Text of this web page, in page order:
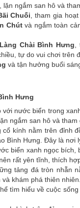
ngắm san hô và
Chuối , tham gia
Chútvà ngắm toàn
Làng Chài Bình Hưng
tự do vui chơi trên
và tận hưởng buổi
Hưng
nước biển trong
ngắm san hô và tham
cổ kính nằm trên đỉnh
Bình Hưng. Đây là nơi
biển xanh ngọc
rất yên tĩnh, thích
tảng đá tròn nhẵn
khám phá thiên nhiên.
tìm hiểu về cuộc